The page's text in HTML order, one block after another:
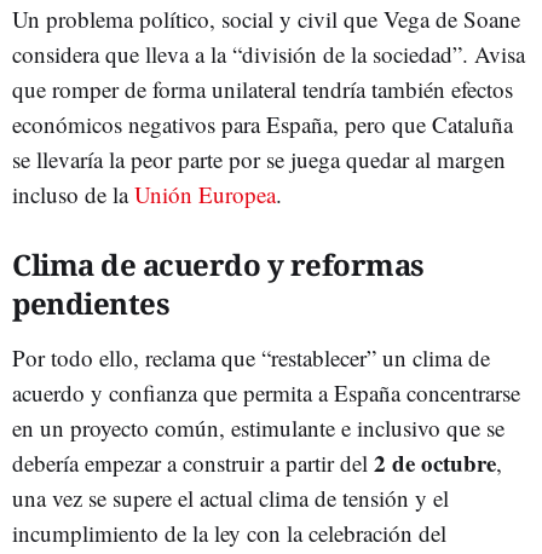
Un problema político, social y civil que Vega de Soane
considera que lleva a la “división de la sociedad”. Avisa
que romper de forma unilateral tendría también efectos
económicos negativos para España, pero que Cataluña
se llevaría la peor parte por se juega quedar al margen
incluso de laUnión Europea.
Clima de acuerdo y reformas
pendientes
Por todo ello, reclama que “restablecer” un clima de
acuerdo y confianza que permita a España concentrarse
en un proyecto común, estimulante e inclusivo que se
debería empezar a construir a partir del 2 de octubre,
una vez se supere el actual clima de tensión y el
incumplimiento de la ley con la celebración del